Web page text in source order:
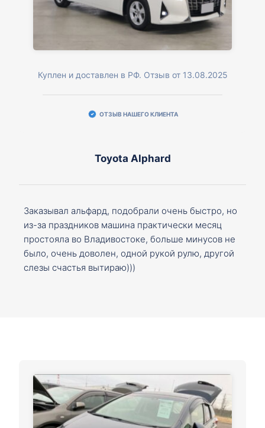
Куплен и доставлен в РФ. Отзыв от 13.08.2025
ОТЗЫВ НАШЕГО КЛИЕНТА
Toyota Alphard
Заказывал альфард, подобрали очень быстро, но
из-за праздников машина практически месяц
простояла во Владивостоке, больше минусов не
было, очень доволен, одной рукой рулю, другой
слезы счастья вытираю)))